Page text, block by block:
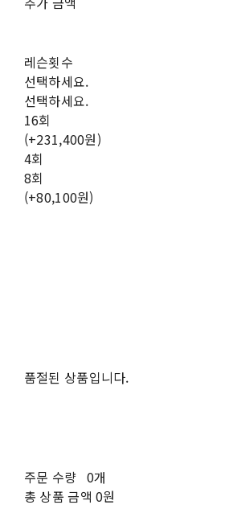
레슨횟수
선택하세요.
선택하세요.
16회
(+231,400원)
4회
8회
(+80,100원)
품절된 상품입니다.
주문 수량 0개
총 상품 금액 0원